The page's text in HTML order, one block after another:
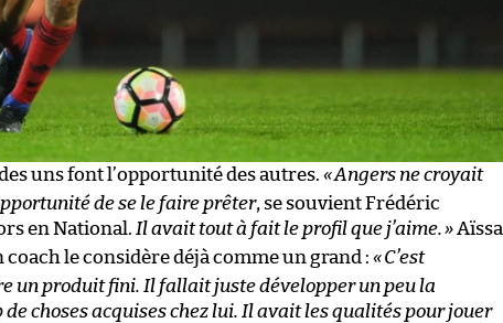
uns font l’opportunité des autres. «Angers ne croyait
de se le faire prêter, se souvient Frédéric
en National. Il avait tout à fait le profil que j’aime.»Aïssa
coach le considère déjà comme un grand : «C’est
un produit fini. Il fallait juste développer un peu la
choses acquises chez lui. Il avait les qualités pour jouer